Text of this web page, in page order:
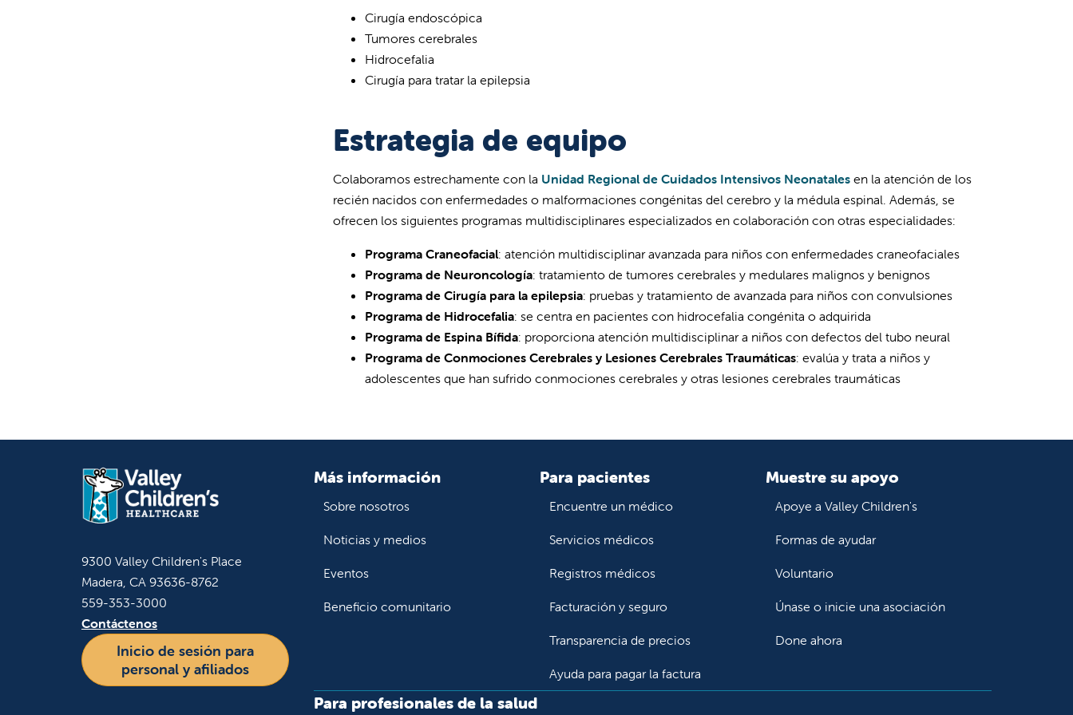
Cirugía endoscópica
Tumores cerebrales
Hidrocefalia
Cirugía para tratar la epilepsia
Estrategia de equipo
Colaboramos estrechamente con la Unidad Regional de Cuidados Intensivos Neonatales en la atención de los
recién nacidos con enfermedades o malformaciones congénitas del cerebro y la médula espinal. Además, se
ofrecen los siguientes programas multidisciplinares especializados en colaboración con otras especialidades:
Programa Craneofacial: atención multidisciplinar avanzada para niños con enfermedades craneofaciales
Programa de Neuroncología​​​​​​​​​​​​​: tratamiento de tumores cerebrales y medulares malignos y benignos
Programa de Cirugía para la epilepsia: pruebas y tratamiento de avanzada para niños con convulsiones
Programa de Hidrocefalia: se centra en pacientes con hidrocefalia congénita o adquirida
Programa de Espina Bífida: proporciona atención multidisciplinar a niños con defectos del tubo neural
Programa de Conmociones Cerebrales y Lesiones Cerebrales Traumáticas: evalúa y trata a niños y
adolescentes que han sufrido conmociones cerebrales y otras lesiones cerebrales traumáticas
9300 Valley Children's Place
Madera, CA 93636-8762
559-353-3000
Contáctenos
Inicio de sesión para
personal y afiliados
Más información
Sobre nosotros
Noticias y medios
Eventos
Beneficio comunitario
Para pacientes
Encuentre un médico
Servicios médicos
Registros médicos
Facturación y seguro
Transparencia de precios
Ayuda para pagar la factura
Muestre su apoyo
Apoye a Valley Children's
Formas de ayudar
Voluntario
Únase o inicie una asociación
Done ahora
Para profesionales de la salud